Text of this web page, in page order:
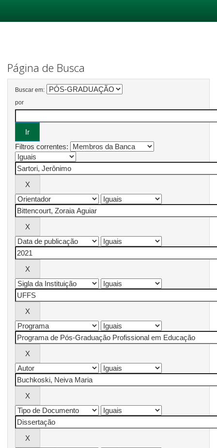
Página de Busca
Buscar em:
por
Filtros correntes: